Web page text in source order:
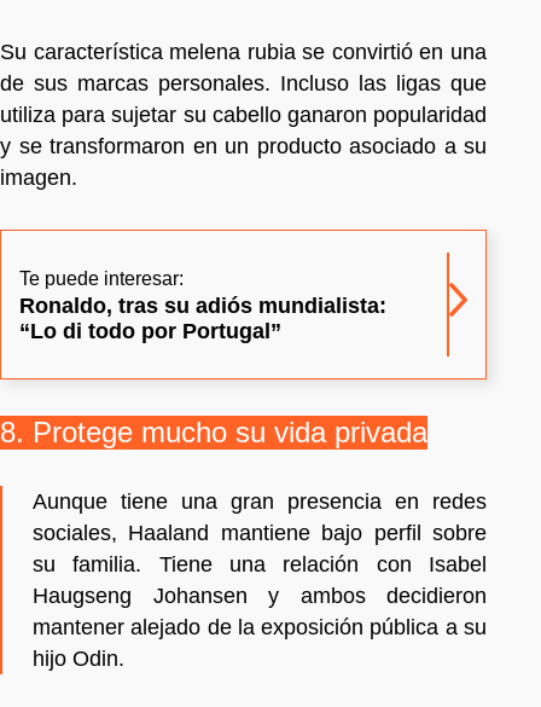
Su característica melena rubia se convirtió en una
de sus marcas personales. Incluso las ligas que
utiliza para sujetar su cabello ganaron popularidad
y se transformaron en un producto asociado a su
imagen.
Te puede interesar:
Ronaldo, tras su adiós mundialista:
“Lo di todo por Portugal”
8. Protege mucho su vida privada
Aunque tiene una gran presencia en redes
sociales, Haaland mantiene bajo perfil sobre
su familia. Tiene una relación con Isabel
Haugseng Johansen y ambos decidieron
mantener alejado de la exposición pública a su
hijo Odin.